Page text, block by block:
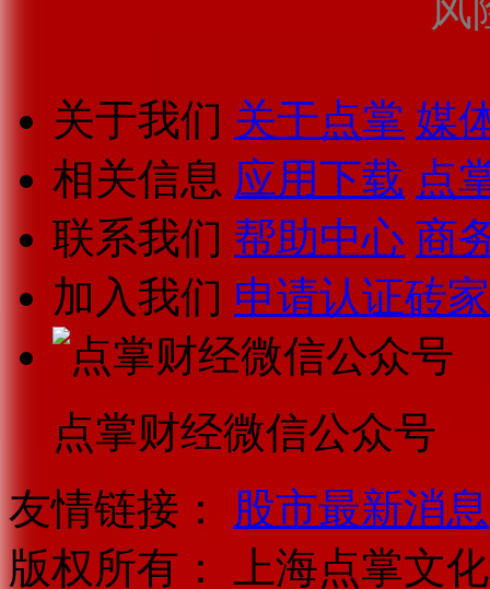
风
关于我们 关于点掌 媒
相关信息 应用下载 点
联系我们 帮助中心 商
加入我们 申请认证砖家
点掌财经微信公众号
友情链接：
股市最新消息
版权所有：
上海点掌文